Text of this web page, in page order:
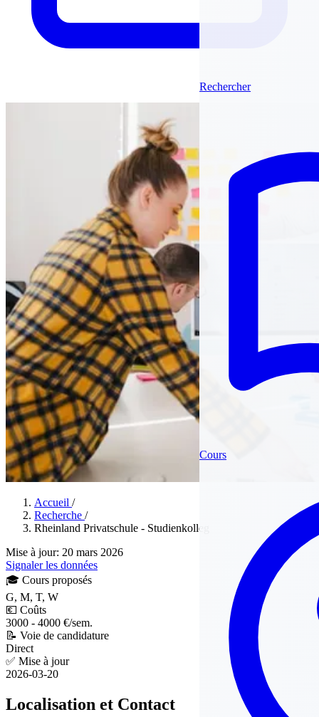
Rechercher
Cours
Accueil /
Recherche /
Rheinland Privatschule - Studienkolleg
Mise à jour: 20 mars 2026
Signaler les données
🎓 Cours proposés
G, M, T, W
💶 Coûts
3000 - 4000 €/sem.
📝 Voie de candidature
Direct
✅ Mise à jour
2026-03-20
Localisation et Contact